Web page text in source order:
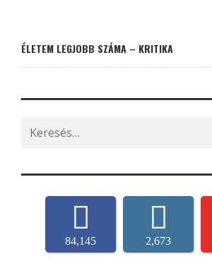
ÉLETEM LEGJOBB SZÁMA – KRITIKA
Search
for:
84,145 2,673